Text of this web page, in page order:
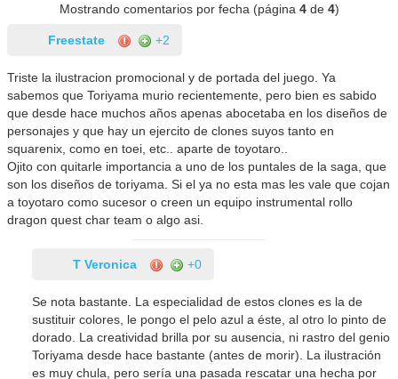
Mostrando comentarios por fecha (página 4de 4)
Freestate +2
Triste la ilustracion promocional y de portada del juego. Ya
sabemos que Toriyama murio recientemente, pero bien es sabido
que desde hace muchos años apenas abocetaba en los diseños de
personajes y que hay un ejercito de clones suyos tanto en
squarenix, como en toei, etc.. aparte de toyotaro..
Ojito con quitarle importancia a uno de los puntales de la saga, que
son los diseños de toriyama. Si el ya no esta mas les vale que cojan
a toyotaro como sucesor o creen un equipo instrumental rollo
dragon quest char team o algo asi.
T Veronica +0
Se nota bastante. La especialidad de estos clones es la de
sustituir colores, le pongo el pelo azul a éste, al otro lo pinto de
dorado. La creatividad brilla por su ausencia, ni rastro del genio
Toriyama desde hace bastante (antes de morir). La ilustración
es muy chula, pero sería una pasada rescatar una hecha por